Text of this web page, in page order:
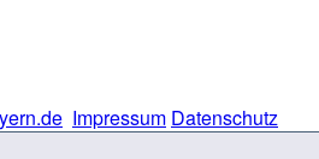
Impressum Datenschutz